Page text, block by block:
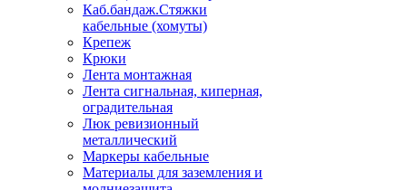
Каб.бандаж.Стяжки
кабельные (хомуты)
Крепеж
Крюки
Лента монтажная
Лента сигнальная, киперная,
оградительная
Люк ревизионный
металлический
Маркеры кабельные
Материалы для заземления и